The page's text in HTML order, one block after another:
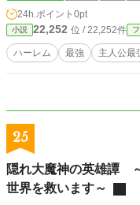
24h.ポイント 0pt
小説 22,252 位 / 22,252件
ハーレム 最強 主人公最
25
隠れ大魔神の英雄譚
世界を救います～